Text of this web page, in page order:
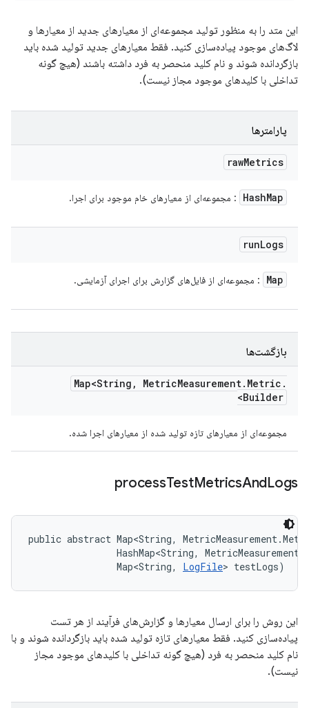
این متد را به منظور تولید مجموعه‌ای از معیارهای جدید از معیارها و
لاگ‌های موجود پیاده‌سازی کنید. فقط معیارهای جدید تولید شده باید
بازگردانده شوند و نام کلید منحصر به فرد داشته باشند (هیچ گونه
تداخلی با کلیدهای موجود مجاز نیست).
پارامترها
rawMetrics
HashMap : مجموعه‌ای از معیارهای خام موجود برای اجرا.
runLogs
Map : مجموعه‌ای از فایل‌های گزارش برای اجرای آزمایشی.
بازگشت‌ها
Map<String , MetricMeasurement. Metric .
Builder>
مجموعه‌ای از معیارهای تازه تولید شده از معیارهای اجرا شده.
processTestMetricsAndLogs
public abstract Map<String,
HashMap<String,
                Map<String,
LogFile> testLogs)
این روش را برای ارسال معیارها و گزارش‌های فرآیند از هر تست
پیاده‌سازی کنید. فقط معیارهای تازه تولید شده باید بازگردانده شوند و با
نام کلید منحصر به فرد (هیچ گونه تداخلی با کلیدهای موجود مجاز
نیست).